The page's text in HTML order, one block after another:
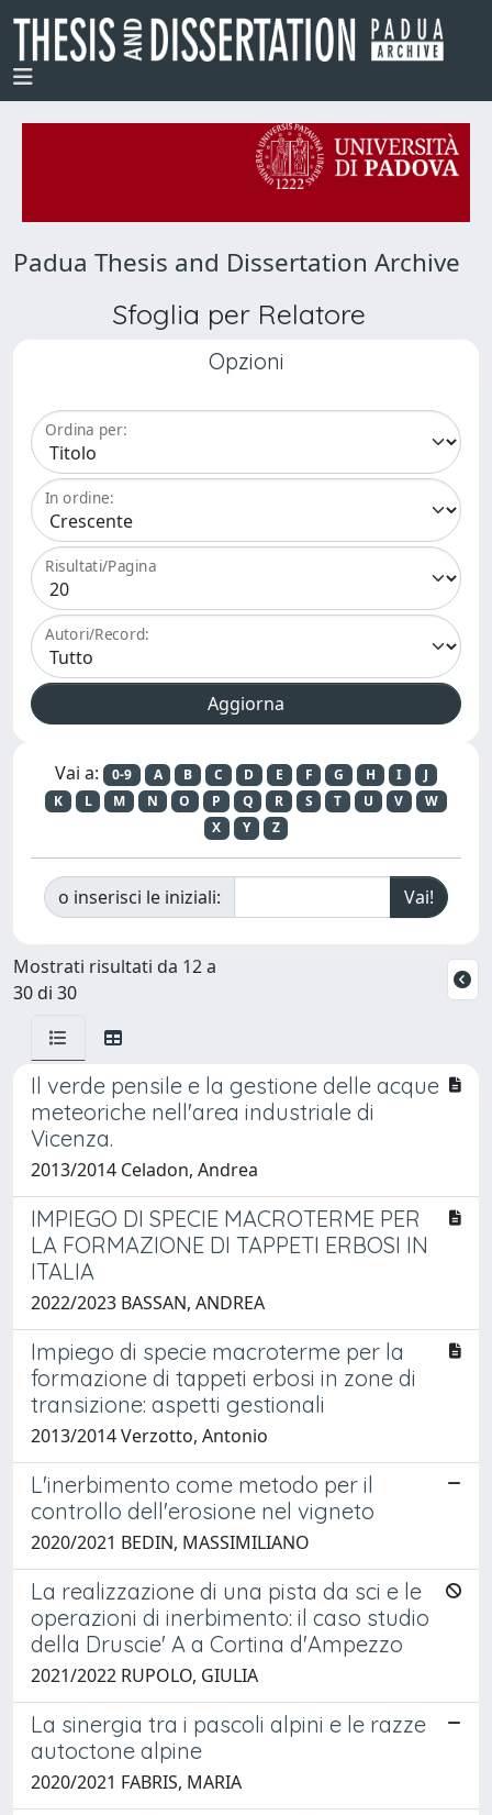
Padua Thesis and Dissertation Archive
Sfoglia per Relatore
Opzioni
Ordina per:
In ordine:
Risultati/Pagina
Autori/Record:
Vai a: 0-9 A B C D E F G H I
J
K
L M N O P Q R S T U V
W
X
Y Z
o inserisci le iniziali:
Mostrati risultati da 12 a
30 di 30
Il verde pensile e la gestione delle acque
meteoriche nell'area industriale di
Vicenza.
2013/2014 Celadon, Andrea
IMPIEGO DI SPECIE MACROTERME PER
LA FORMAZIONE DI TAPPETI ERBOSI IN
ITALIA
2022/2023 BASSAN, ANDREA
Impiego di specie macroterme per la
formazione di tappeti erbosi in zone di
transizione: aspetti gestionali
2013/2014 Verzotto, Antonio
L'inerbimento come metodo per il
controllo dell'erosione nel vigneto
2020/2021 BEDIN, MASSIMILIANO
La realizzazione di una pista da sci e le
operazioni di inerbimento: il caso studio
della Druscie' A a Cortina d'Ampezzo
2021/2022 RUPOLO, GIULIA
La sinergia tra i pascoli alpini e le razze
autoctone alpine
2020/2021 FABRIS, MARIA